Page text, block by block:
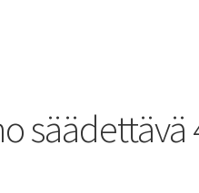
säädettävä